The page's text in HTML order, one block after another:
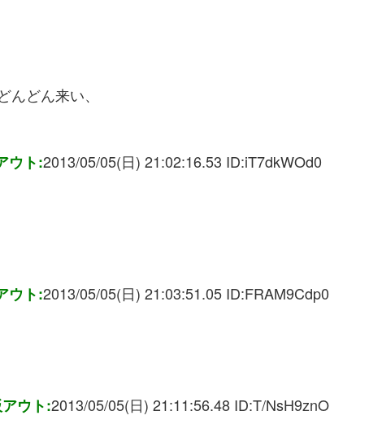
どん来い、
ウト:2013/05/05(日) 21:02:16.53 ID:iT7dkWOd0
ウト:2013/05/05(日) 21:03:51.05 ID:FRAM9Cdp0
ウト:2013/05/05(日) 21:11:56.48 ID:T/NsH9znO